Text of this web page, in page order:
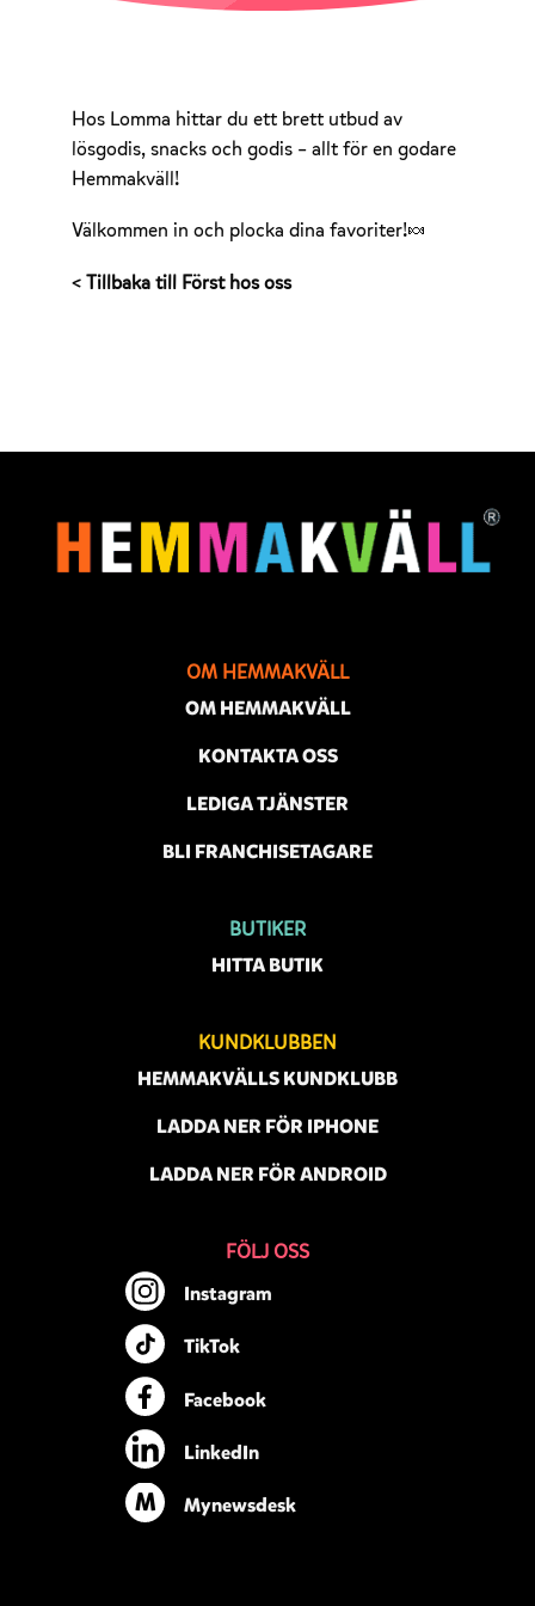
Hos Lomma hittar du ett brett utbud av
lösgodis, snacks och godis – allt för en godare
Hemmakväll!
Välkommen in och plocka dina favoriter!🍬
< Tillbaka till Först hos oss
OM HEMMAKVÄLL
OM HEMMAKVÄLL
KONTAKTA OSS
LEDIGA TJÄNSTER
BLI FRANCHISETAGARE
BUTIKER
HITTA BUTIK
KUNDKLUBBEN
HEMMAKVÄLLS KUNDKLUBB
LADDA NER FÖR IPHONE
LADDA NER FÖR ANDROID
FÖLJ OSS
Instagram
TikTok
Facebook
LinkedIn
M Mynewsdesk